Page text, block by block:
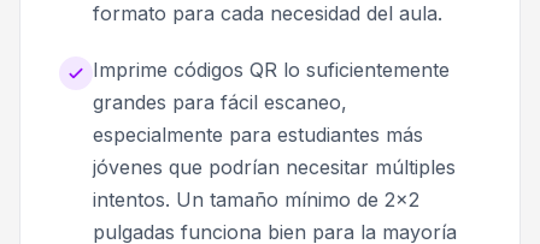
formato para cada necesidad del aula.
Imprime códigos QR lo suficientemente
grandes para fácil escaneo,
especialmente para estudiantes más
jóvenes que podrían necesitar múltiples
intentos. Un tamaño mínimo de 2x2
pulgadas funciona bien para la mayoría